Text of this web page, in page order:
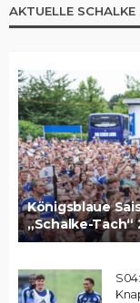
AKTUELLE SCHALKE
Königsblaue
„Schalke-Tach“